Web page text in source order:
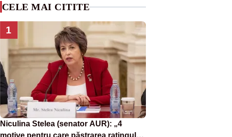
CELE MAI CITITE
1
Niculina Stelea (senator AUR): „4
motive pentru care păstrarea ratingului